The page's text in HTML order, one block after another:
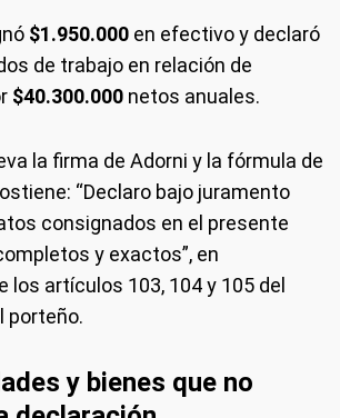
$1.950.000 en efectivo y declaró
de trabajo en relación de
$40.300.000 netos anuales.
la firma de Adorni y la fórmula de
“Declaro bajo juramento
consignados en el presente
y exactos”, en
los artículos 103, 104 y 105 del
porteño.
y bienes que no